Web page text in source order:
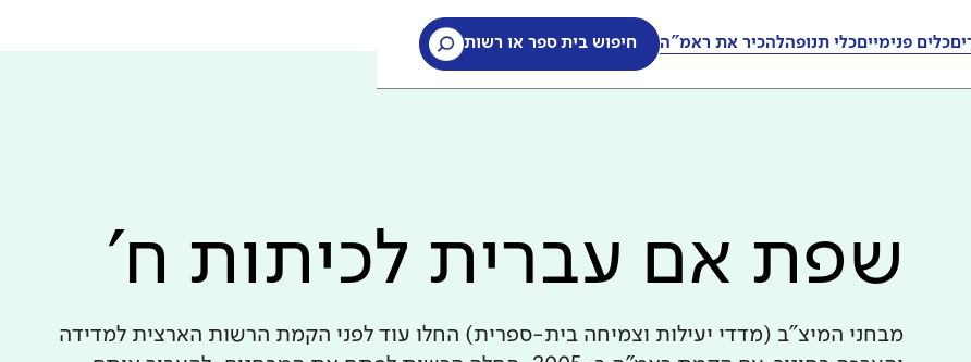
כלים פנימייםכלי תנופהלהכיר את ראמ"ה חיפוש בית ספר או רשות
שפת אם עברית לכיתות ח'
מבחני המיצ"ב (מדדי יעילות וצמיחה בית-ספרית) החלו עוד לפני הקמת הרשות הארצית למדידה